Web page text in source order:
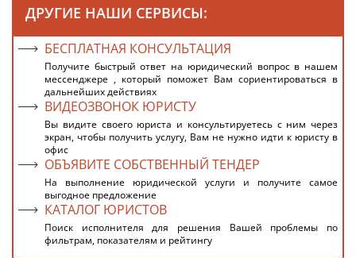
ДРУГИЕ НАШИ СЕРВИСЫ:
БЕСПЛАТНАЯ КОНСУЛЬТАЦИЯ
Получите быстрый ответ на юридический вопрос в нашем
мессенджере , который поможет Вам сориентироваться в
дальнейших действиях
ВИДЕОЗВОНОК ЮРИСТУ
Вы видите своего юриста и консультируетесь с ним через
экран, чтобы получить услугу, Вам не нужно идти к юристу в
офис
ОБЪЯВИТЕ СОБСТВЕННЫЙ ТЕНДЕР
На выполнение юридической услуги и получите самое
выгодное предложение
КАТАЛОГ ЮРИСТОВ
Поиск исполнителя для решения Вашей проблемы по
фильтрам, показателям и рейтингу